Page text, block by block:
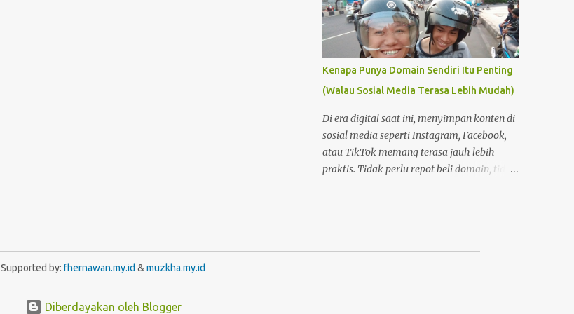
Kenapa Punya Domain Sendiri Itu Penting
(Walau Sosial Media Terasa Lebih Mudah)
Di era digital saat ini, menyimpan konten di
sosial media seperti Instagram, Facebook,
atau TikTok memang terasa jauh lebih
praktis. Tidak perlu repot beli domain, tidak
kemudahan itu, ada satu hal penting yang
Supported by: fhernawan.my.id &muzkha.my.id
Diberdayakan oleh Blogger